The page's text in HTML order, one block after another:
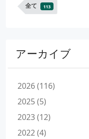
全て 113
アーカイブ
2026 (116)
2025 (5)
2023 (12)
2022 (4)